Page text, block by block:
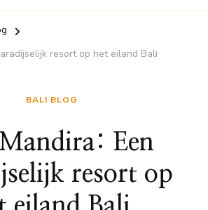
resort op het eiland Bali
BALI BLOG
Een
resort op